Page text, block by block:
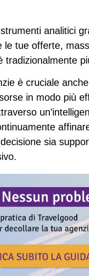
analitici
le tue offerte,
tradizionalmente
è cruciale
in modo più
sia